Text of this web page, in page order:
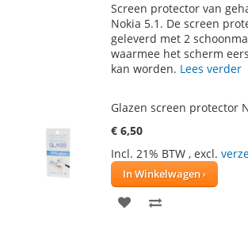
AAN
VERLANGLIJST
TE
VERGELIJKEN
Screen protector van
Nokia 5.1. De screen
geleverd met 2
waarmee het scherm
kan worden. Lees verder
Glazen screen protector
€ 6,50
Incl. 21% BTW , excl.
In Winkelwagen
VOEG